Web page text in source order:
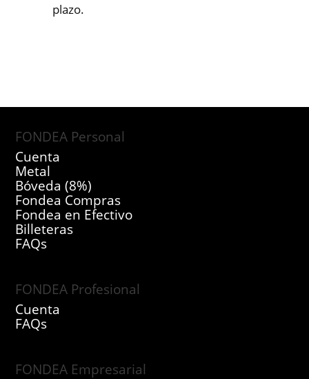
plazo.
FONDEA Personal
Cuenta
Metal
Bóveda (8%)
Fondea Compras
Fondea en Efectivo
Billeteras
FAQs
FONDEA Profesional
Cuenta
FAQs
FONDEA Empresarial